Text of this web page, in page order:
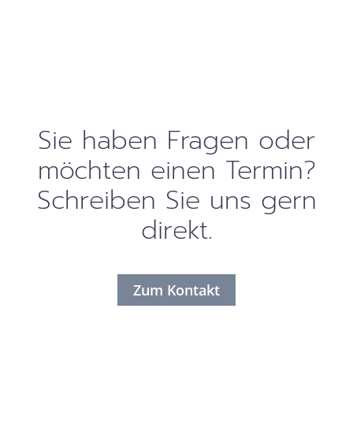
Sie haben Fragen oder
möchten einen Termin?
Schreiben Sie uns gern
direkt.
Zum Kontakt